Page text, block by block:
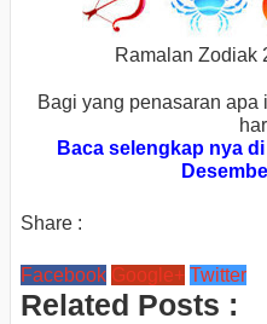
Ramalan Zodiak
Bagi yang penasaran
Baca selengkap nya
Share :
Facebook Google+ Twitter
Related Posts :